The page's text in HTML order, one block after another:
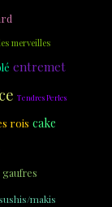
merveilles
entremet
Tendres Perles
rois cake
gaufres
makis